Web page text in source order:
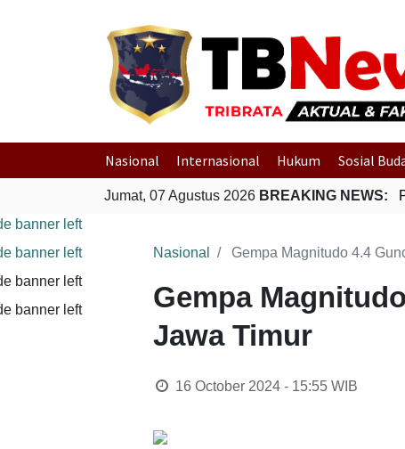
Nasional Internasional Hukum Sosial
Jumat, 07 Agustus 2026 BREAKING NEWS:
Nasional Gempa Magnitudo 4.4
Gempa
Jawa Timur
16 October 2024 - 15:55WIB